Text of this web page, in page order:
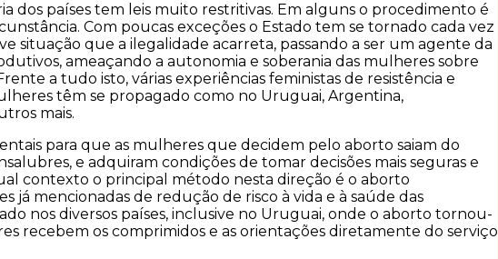
dos países tem leis muito restritivas. Em alguns o procedimento é
Com poucas exceções o Estado tem se tornado cada vez
situação que a ilegalidade acarreta, passando a ser um agente da
ameaçando a autonomia e soberania das mulheres sobre
a tudo isto, várias experiências feministas de resistência e
têm se propagado como no Uruguai, Argentina,
mais.
para que as mulheres que decidem pelo aborto saiam do
e adquiram condições de tomar decisões mais seguras e
contexto o principal método nesta direção é o aborto
já mencionadas de redução de risco à vida e à saúde das
nos diversos países, inclusive no Uruguai, onde o aborto tornou-
recebem os comprimidos e as orientações diretamente do serviço